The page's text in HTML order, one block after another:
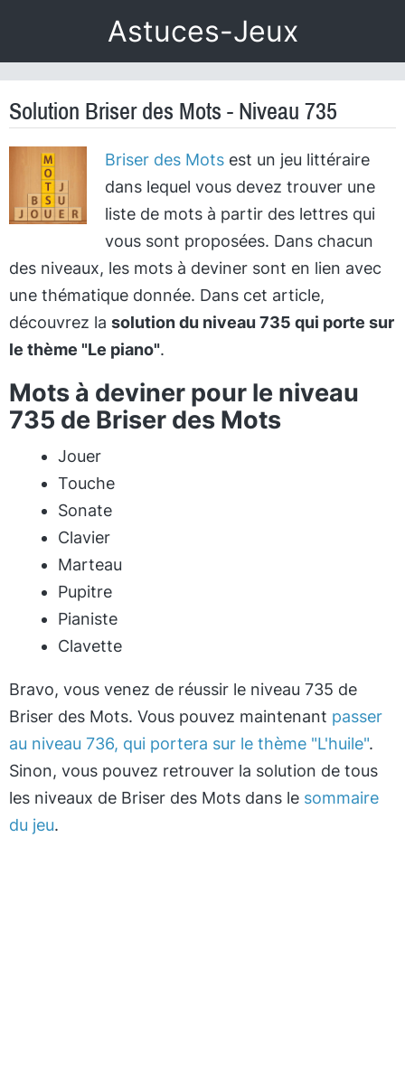
Astuces-Jeux
Solution Briser des Mots - Niveau 735
Briser des Motsest un jeu littéraire
dans lequel vous devez trouver une
liste de mots à partir des lettres qui
vous sont proposées. Dans chacun
des niveaux, les mots à deviner sont en lien avec
une thématique donnée. Dans cet article,
découvrez la solution du niveau 735 qui porte sur
le thème "Le piano".
Mots à deviner pour le niveau
735 de Briser des Mots
Jouer
Touche
Sonate
Clavier
Marteau
Pupitre
Pianiste
Clavette
Bravo, vous venez de réussir le niveau 735 de
Briser des Mots. Vous pouvez maintenant passer
au niveau 736, qui portera sur le thème "L'huile".
Sinon, vous pouvez retrouver la solution de tous
les niveaux de Briser des Mots dans le sommaire
du jeu.